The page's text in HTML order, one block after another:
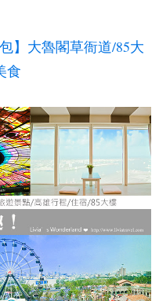
】大魯閣草衙道/85大
食